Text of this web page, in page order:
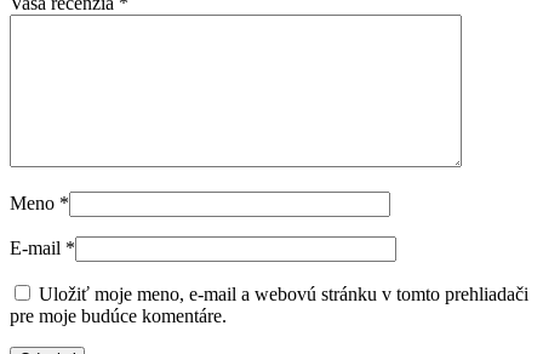
Meno *
E-mail *
Uložiť moje meno, e-mail a webovú stránku v tomto prehliadači
pre moje budúce komentáre.